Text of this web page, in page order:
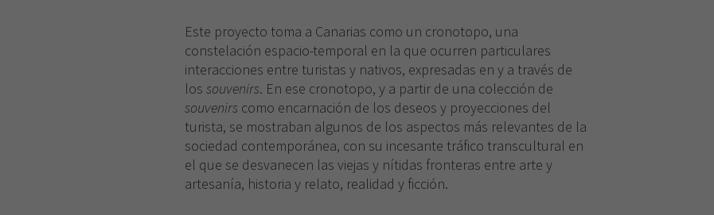
Este proyecto toma a Canarias como un cronotopo, una
constelación espacio-temporal en la que ocurren particulares
interacciones entre turistas y nativos, expresadas en y a través de
los souvenirs. En ese cronotopo, y a partir de una colección de
souvenirs como encarnación de los deseos y proyecciones del
turista, se mostraban algunos de los aspectos más relevantes de la
sociedad contemporánea, con su incesante tráfico transcultural en
el que se desvanecen las viejas y nítidas fronteras entre arte y
artesanía, historia y relato, realidad y ficción.